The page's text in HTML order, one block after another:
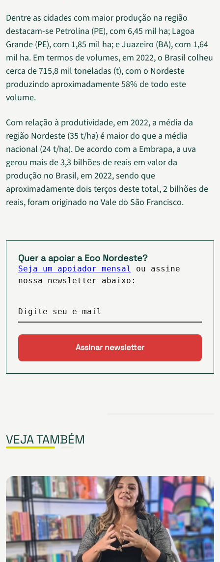
Dentre as cidades com maior produção na região
destacam-se Petrolina (PE), com 6,45 mil ha; Lagoa
Grande (PE), com 1,85 mil ha; e Juazeiro (BA), com 1,64
mil ha. Em termos de volumes, em 2022, o Brasil colheu
cerca de 715,8 mil toneladas (t), com o Nordeste
produzindo aproximadamente 58% de todo este
volume.
Com relação à produtividade, em 2022, a média da
região Nordeste (35 t/ha) é maior do que a média
nacional (24 t/ha). De acordo com a Embrapa, a uva
gerou mais de 3,3 bilhões de reais em valor da
produção no Brasil, em 2022, sendo que
aproximadamente dois terços deste total, 2 bilhões de
reais, foram originado no Vale do São Francisco.
Quer a apoiar a Eco Nordeste?
Seja um apoiador mensal
ou assine
nossa newsletter abaixo:
Digite seu e-mail
VEJA TAMBÉM